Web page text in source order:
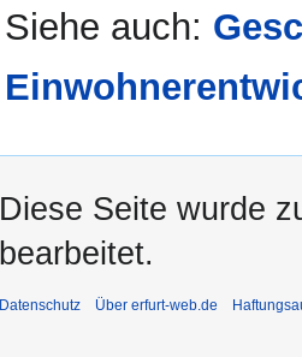
Siehe auch:
Diese Seite wurde
bearbeitet.
Datenschutz Über erfurt-web.de